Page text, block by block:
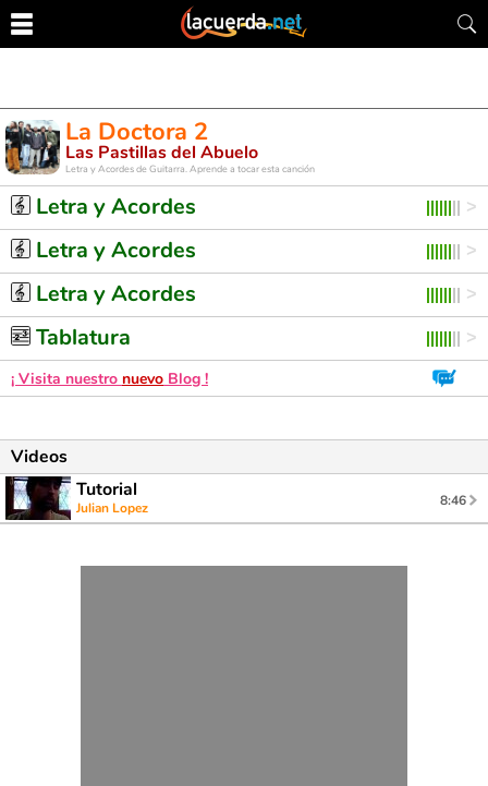
La Doctora 2
Las Pastillas del Abuelo
Letra y Acordes de Guitarra. Aprende a tocar esta canción
Letra y Acordes
Letra y Acordes
Letra y Acordes
Tablatura
¡ Visita nuestro nuevo Blog !
Videos
Tutorial
Julian Lopez 8:46